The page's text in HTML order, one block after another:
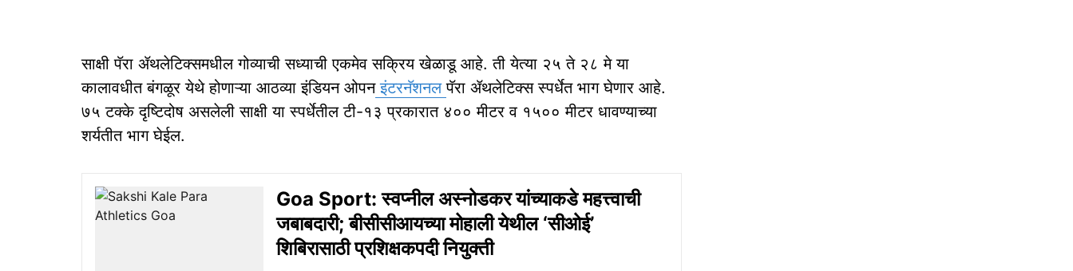
साक्षी पॅरा ॲथलेटिक्समधील गोव्याची सध्याची एकमेव सक्रिय खेळाडू आहे. ती येत्या २५ ते २८ मे या
कालावधीत बंगळूर येथे होणाऱ्या आठव्या इंडियन ओपनइंटरनॅशनलपॅरा ॲथलेटिक्स स्पर्धेत भाग घेणार आहे.
७५ टक्के दृष्टिदोष असलेली साक्षी या स्पर्धेतील टी-१३ प्रकारात ४०० मीटर व १५०० मीटर धावण्याच्या
शर्यतीत भाग घेईल.
Goa Sport: स्वप्नील अस्नोडकर यांच्याकडे महत्त्वाची
जबाबदारी; बीसीसीआयच्या मोहाली येथील ‘सीओई’
शिबिरासाठी प्रशिक्षकपदी नियुक्ती